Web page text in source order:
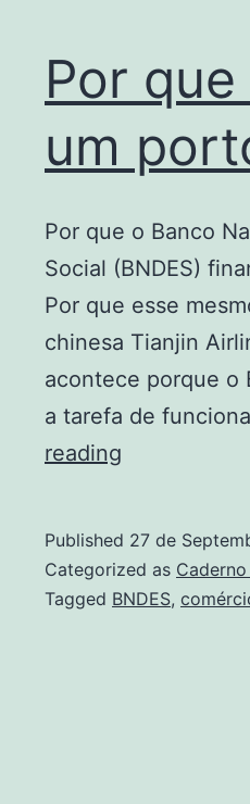
Por
um
Por que o Banco
Social (BNDES)
Por que esse
chinesa Tianjin
acontece porque o
a tarefa de
reading
BNDES
financia
Published 27 de
Categorized as
Tagged BNDES,